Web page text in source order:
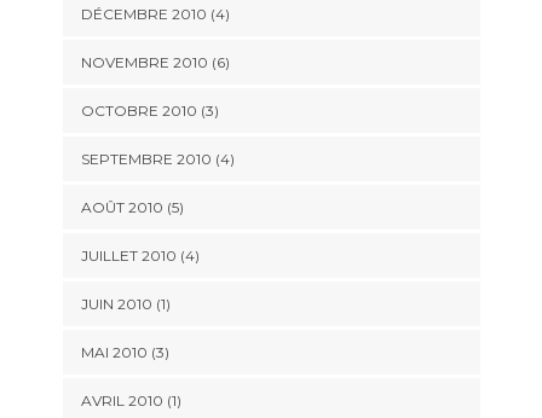
DÉCEMBRE 2010 (4)
NOVEMBRE 2010 (6)
OCTOBRE 2010 (3)
SEPTEMBRE 2010 (4)
AOÛT 2010 (5)
JUILLET 2010 (4)
JUIN 2010 (1)
MAI 2010 (3)
AVRIL 2010 (1)